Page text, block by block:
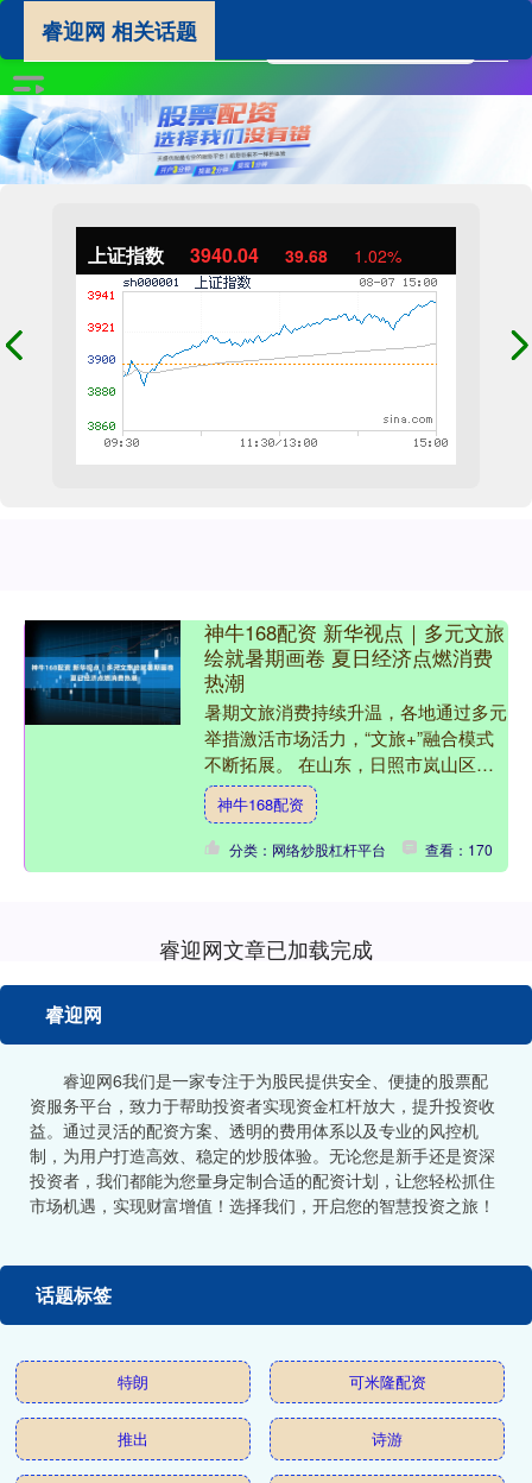
上证指数 3940.04 39.68 1.02%
睿迎网 相关话题
神牛168配资 新华视点｜多元文旅
绘就暑期画卷 夏日经济点燃消费
热潮
暑期文旅消费持续升温，各地通过多元
举措激活市场活力，“文旅+”融合模式
不断拓展。 在山东，日照市岚山区多
岛海风景区新增的水滑道项目正加快施
工。 滨州市无棣县以高....
神牛168配资
分类：网络炒股杠杆平台 查看：170
睿迎网文章已加载完成
睿迎网
睿迎网6我们是一家专注于为股民提供安全、便捷的股票配
资服务平台，致力于帮助投资者实现资金杠杆放大，提升投资收
益。通过灵活的配资方案、透明的费用体系以及专业的风控机
制，为用户打造高效、稳定的炒股体验。无论您是新手还是资深
投资者，我们都能为您量身定制合适的配资计划，让您轻松抓住
市场机遇，实现财富增值！选择我们，开启您的智慧投资之旅！
话题标签
特朗 可米隆配资
推出 诗游